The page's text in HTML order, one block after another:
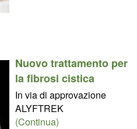
Nuovo trattamento per
la fibrosi cistica
In via di approvazione
ALYFTREK
(Continua)